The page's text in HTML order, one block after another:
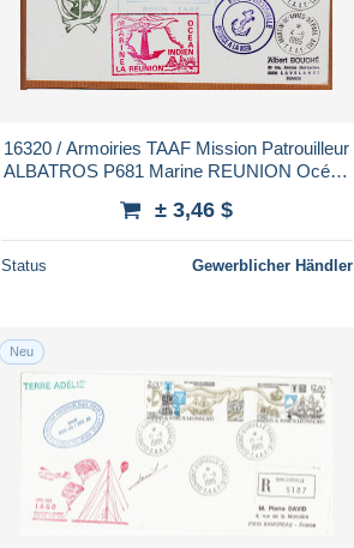
16320 / Armoiries TAAF Mission Patrouilleur
ALBATROS P681 Marine REUNION Océan
± 3,46 $
Status Gewerblicher Händler
Neu